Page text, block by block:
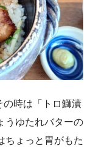
の時は「トロ鰤漬
うゆたれバターの
ちょっと胃がもた